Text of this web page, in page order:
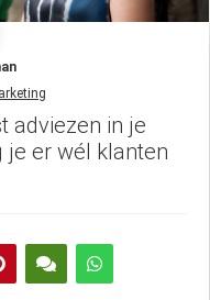
adviezen in je
je er wél klanten